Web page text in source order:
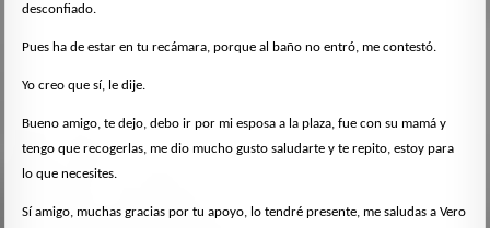
desconfiado.
Pues ha de estar en tu recámara, porque al baño no entró, me contestó.
Yo creo que sí, le dije.
Bueno amigo, te dejo, debo ir por mi esposa a la plaza, fue con su mamá y
tengo que recogerlas, me dio mucho gusto saludarte y te repito, estoy para
lo que necesites.
Sí amigo, muchas gracias por tu apoyo, lo tendré presente, me saludas a Vero